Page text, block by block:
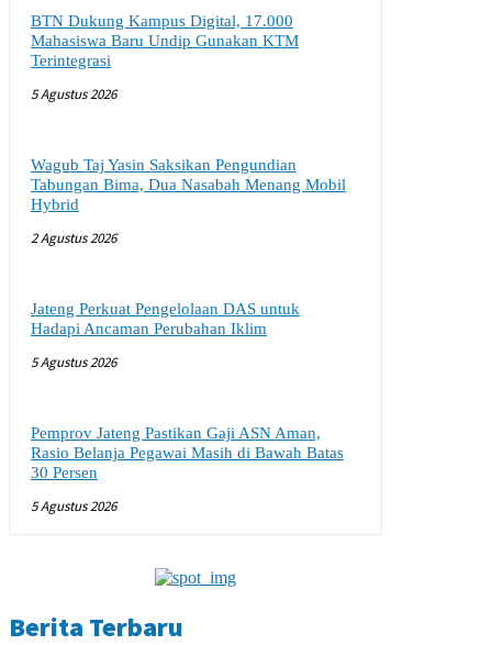
BTN Dukung Kampus Digital, 17.000
Mahasiswa Baru Undip Gunakan KTM
Terintegrasi
5 Agustus 2026
Wagub Taj Yasin Saksikan Pengundian
Tabungan Bima, Dua Nasabah Menang Mobil
Hybrid
2 Agustus 2026
Jateng Perkuat Pengelolaan DAS untuk
Hadapi Ancaman Perubahan Iklim
5 Agustus 2026
Pemprov Jateng Pastikan Gaji ASN Aman,
Rasio Belanja Pegawai Masih di Bawah Batas
30 Persen
5 Agustus 2026
Berita Terbaru